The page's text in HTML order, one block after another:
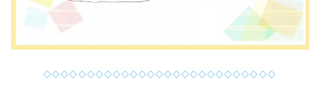
◇◇◇◇◇◇◇◇◇◇◇◇◇◇◇◇◇◇◇◇◇◇◇◇◇◇◇